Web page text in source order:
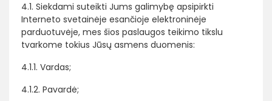
4.1. Siekdami suteikti Jums galimybę apsipirkti
Interneto svetainėje esančioje elektroninėje
parduotuvėje, mes šios paslaugos teikimo tikslu
tvarkome tokius Jūsų asmens duomenis:
4.1.1. Vardas;
4.1.2. Pavardė;